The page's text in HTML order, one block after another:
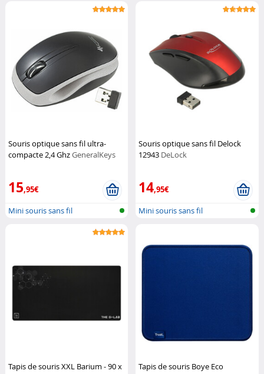
Souris optique sans fil ultra-
compacte 2,4 GhzGeneralKeys
15,95€
Mini souris sans fil
Souris optique sans fil Delock
12943 DeLock
14,95€
Mini souris sans fil
Tapis de souris XXL Barium - 90 x
Tapis de souris Boye Eco